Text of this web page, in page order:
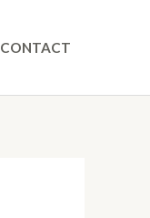
CONTACT